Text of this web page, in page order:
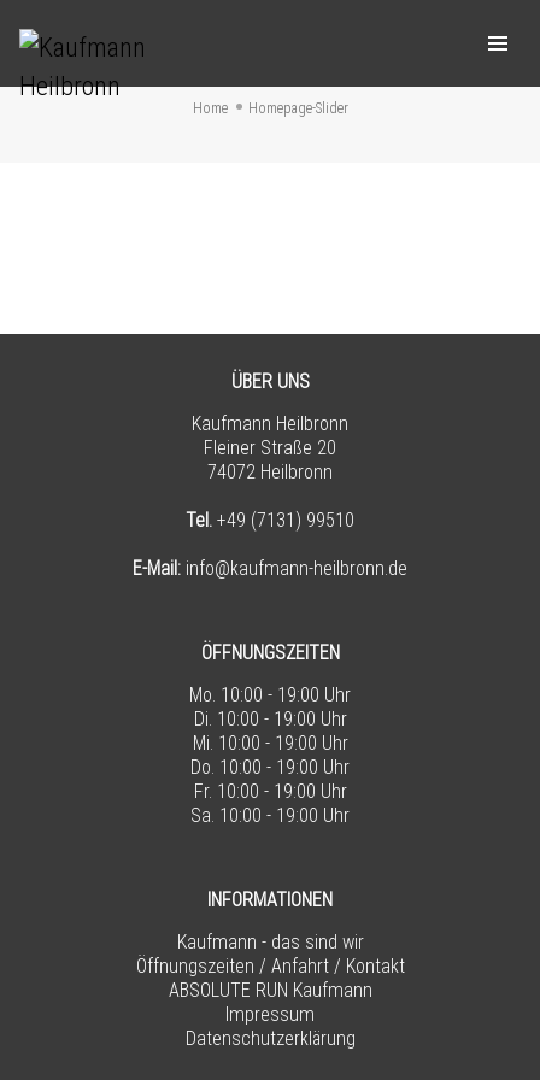
Home Homepage-Slider
ÜBER UNS
Kaufmann Heilbronn
Fleiner Straße 20
74072 Heilbronn
Tel. +49 (7131) 99510
E-Mail: info@kaufmann-heilbronn.de
ÖFFNUNGSZEITEN
Mo. 10:00 - 19:00 Uhr
Di. 10:00 - 19:00 Uhr
Mi. 10:00 - 19:00 Uhr
Do. 10:00 - 19:00 Uhr
Fr. 10:00 - 19:00 Uhr
Sa. 10:00 - 19:00 Uhr
INFORMATIONEN
Kaufmann - das sind wir
Öffnungszeiten / Anfahrt / Kontakt
ABSOLUTE RUN Kaufmann
Impressum
Datenschutzerklärung